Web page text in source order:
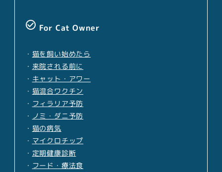
check_circle_outline For Cat Owner
・ 猫を飼い始めたら
・ 来院される前に
・ キャット・アワー
・ 猫混合ワクチン
・ フィラリア予防
・ ノミ・ダニ予防
・ 猫の病気
・ マイクロチップ
・ 定期健康診断
・ フード・療法食